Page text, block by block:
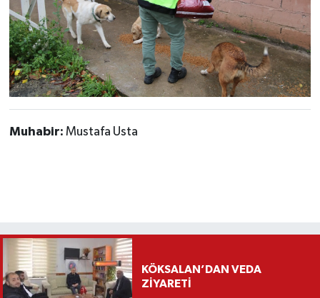
Muhabir: Mustafa Usta
KÖKSALAN’DAN VEDA
ZİYARETİ